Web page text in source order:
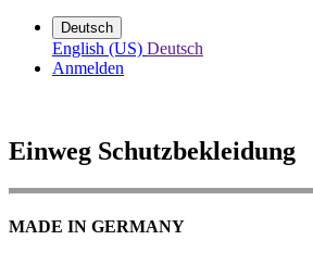
Deutsch
English (US) Deutsch
Anmelden
Einweg Schutzbekleidung
MADE IN GERMANY